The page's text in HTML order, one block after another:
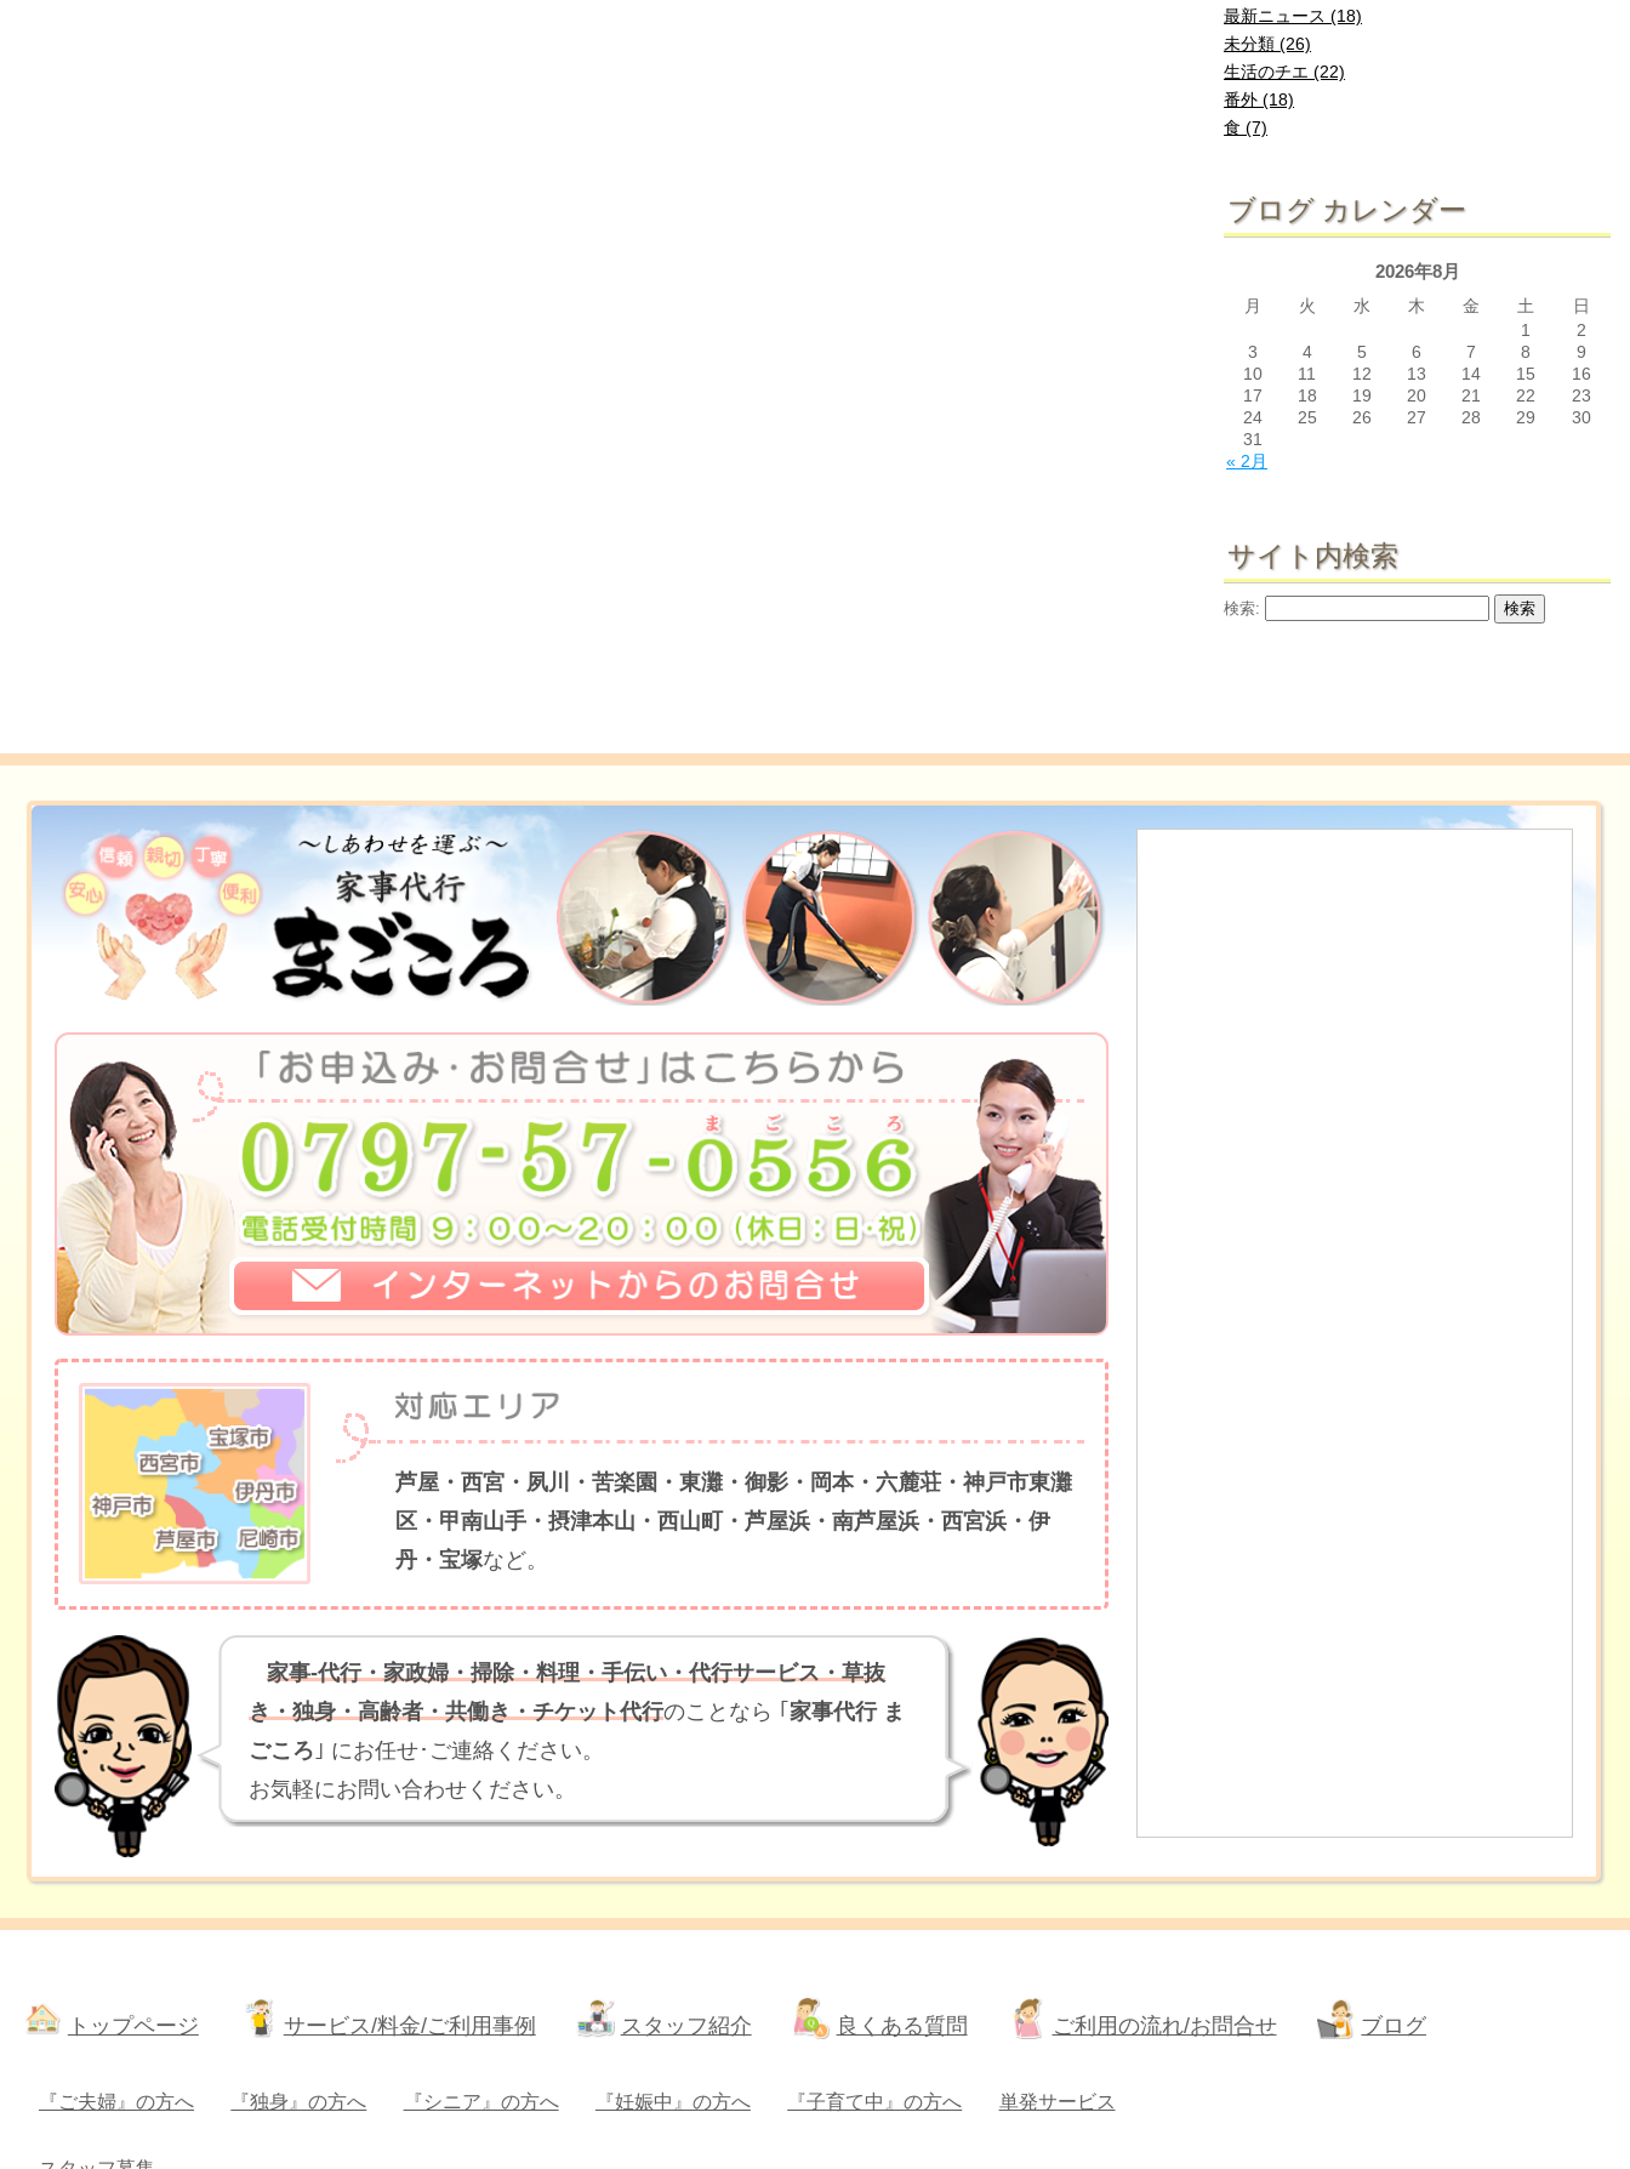
最新ニュース (18)
未分類 (26)
生活のチエ (22)
番外 (18)
食 (7)
ブログ カレンダー
2026年8月
月
火 水 木 金 土 日
« 2月
1
2
3
4 5 6 7 8
9
10
11 12 13 14 15
16
17
18 19 20 21 22
23
24
25 26 27 28 29
30
31
サイト内検索
検索:
芦屋・西宮・夙川・苦楽園・東灘・御影・岡本・六麓荘・神戸市東灘
区・甲南山手・摂津本山・西山町・芦屋浜・南芦屋浜・西宮浜・伊
丹・宝塚など。
家事-代行・家政婦・掃除・料理・手伝い・代行サービス・草抜
き・独身・高齢者・共働き・チケット代行のことなら ｢ 家事代行 ま
ごころ ｣ にお任せ･ご連絡ください。
お気軽にお問い合わせください。
トップページ サービス/料金/ご利用事例 スタッフ紹介 良くある質問 ご利用の流れ/お問合せ ブログ
『ご夫婦』の方へ 『独身』の方へ 『シニア』の方へ 『妊娠中』の方へ 『子育て中』の方へ 単発サービス